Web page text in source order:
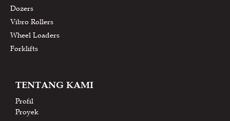
Dozers
Vibro Rollers
Wheel Loaders
Forklifts
TENTANG KAMI
Profil
Proyek